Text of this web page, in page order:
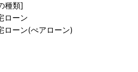
種類]
ローン
ローン(ぺアローン)